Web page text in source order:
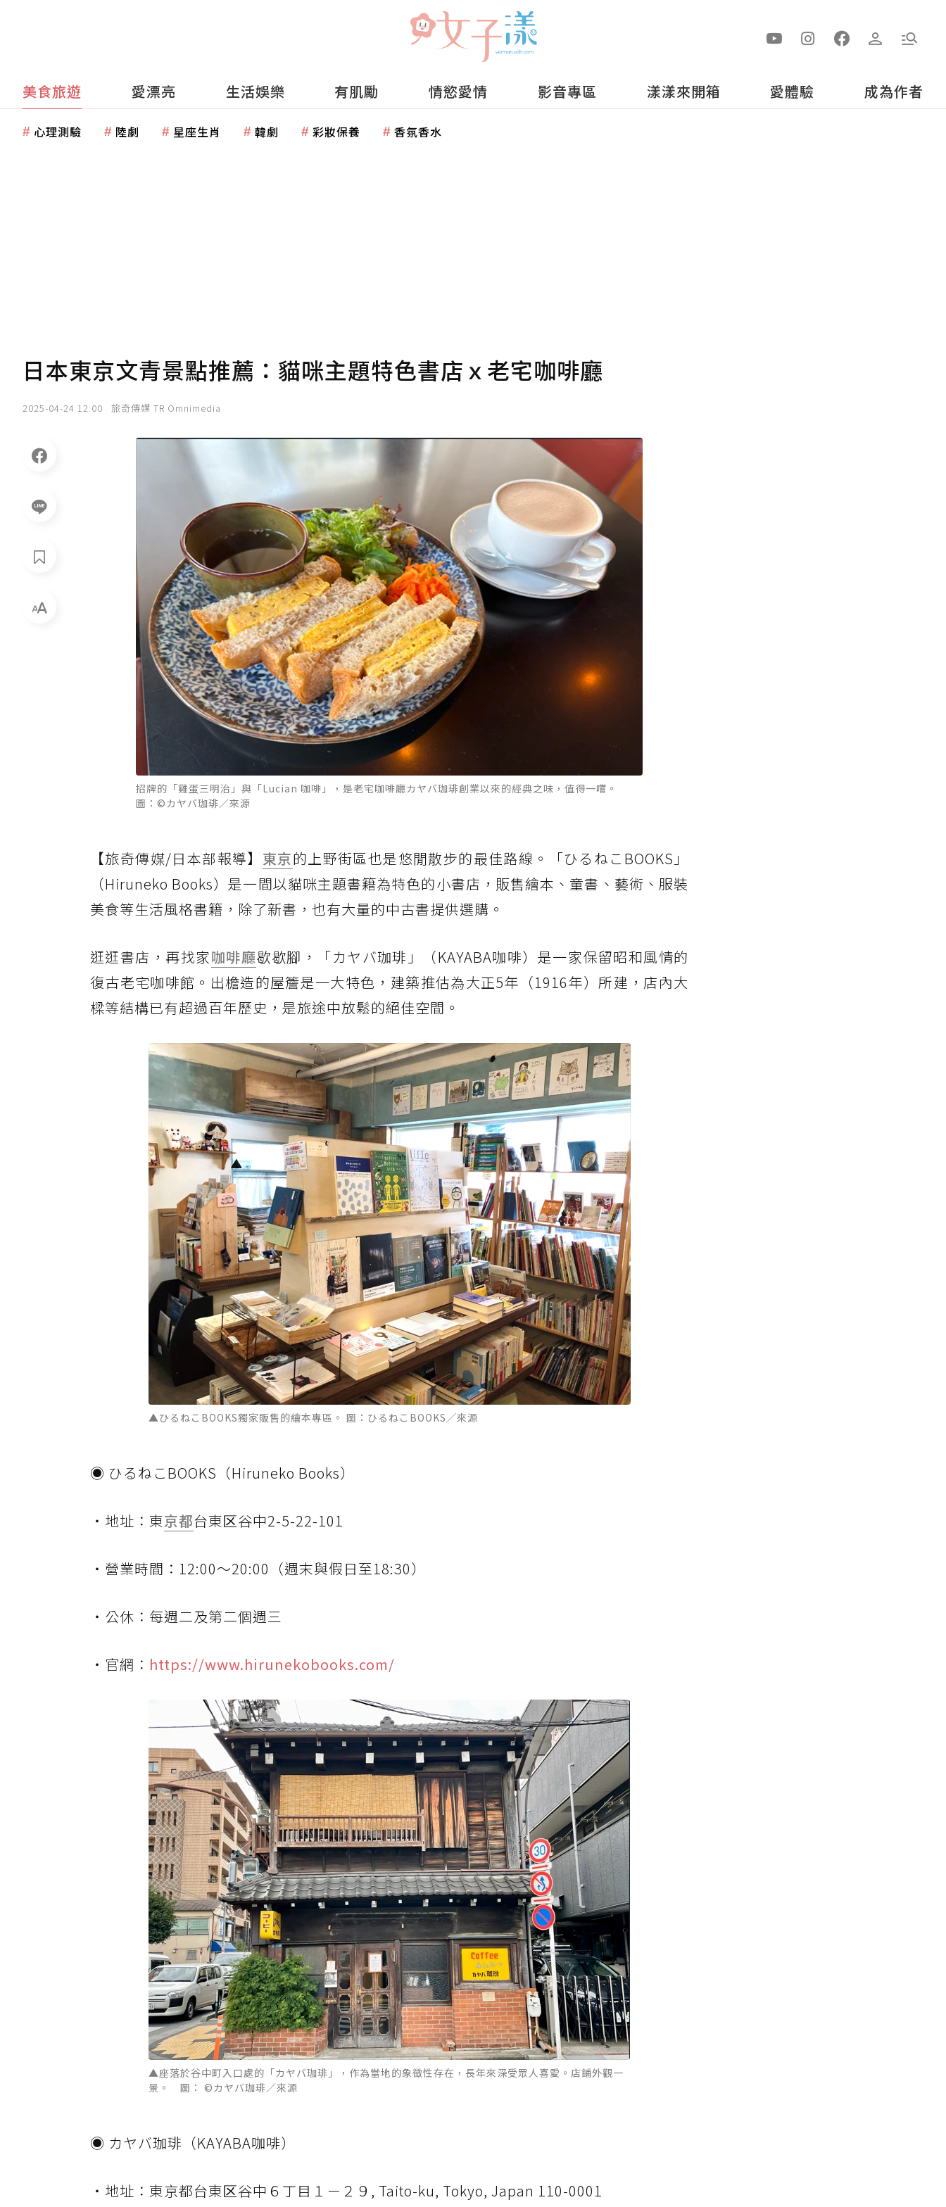
美食旅遊 愛漂亮 生活娛樂 有肌勵 情慾愛情 影音專區 漾漾來開箱 愛體驗 成為作者
心理測驗 陸劇 星座生肖 韓劇 彩妝保養 香氛香水
日本東京文青景點推薦：貓咪主題特色書店ｘ老宅咖啡廳
2025-04-24 12:00 旅奇傳媒 TR Omnimedia
招牌的「雞蛋三明治」與「Lucian 咖啡」，是老宅咖啡廳カヤバ珈琲創業以來的經典之味，值得一嚐。
圖：©カヤバ珈琲／來源
【旅奇傳媒/日本部報導】 東京的上野街區也是悠閒散步的最佳路線。「ひるねこBOOKS」
（Hiruneko Books）是一間以貓咪主題書籍為特色的小書店，販售繪本、童書、藝術、服裝
美食等生活風格書籍，除了新書，也有大量的中古書提供選購。
逛逛書店，再找家咖啡廳歇歇腳，「カヤバ珈琲」（KAYABA咖啡）是一家保留昭和風情的
復古老宅咖啡館。出檐造的屋簷是一大特色，建築推估為大正5年（1916年）所建，店內大
樑等結構已有超過百年歷史，是旅途中放鬆的絕佳空間。
▲ひるねこBOOKS獨家販售的繪本專區。 圖：ひるねこBOOKS╱來源
◉ ひるねこBOOKS（Hiruneko Books）
・地址：東京都台東区谷中2-5-22-101
・營業時間：12:00～20:00（週末與假日至18:30）
・公休：每週二及第二個週三
・官網： https://www.hirunekobooks.com/
▲座落於谷中町入口處的「カヤバ珈琲」，作為當地的象徵性存在，長年來深受眾人喜愛。店鋪外觀一
景。 圖： ©カヤバ珈琲／來源
◉ カヤバ珈琲（KAYABA咖啡）
・地址：東京都台東区谷中６丁目１－２９, Taito-ku, Tokyo, Japan 110-0001